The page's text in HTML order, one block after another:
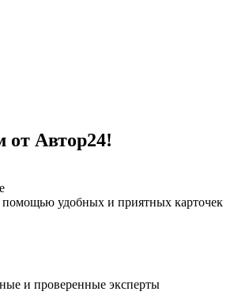
от Автор24!
удобных и приятных карточек
и проверенные эксперты